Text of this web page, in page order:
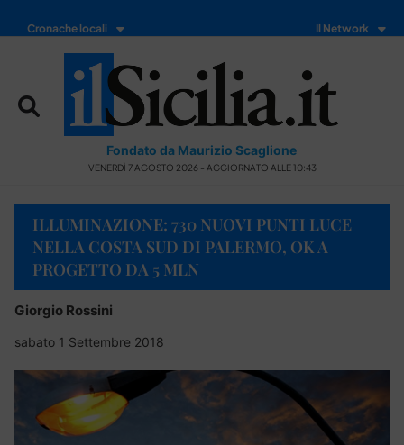
Cronache locali Il Network
Fondato da Maurizio Scaglione
VENERDÌ 7 AGOSTO 2026 - AGGIORNATO ALLE 10:43
ILLUMINAZIONE: 730 NUOVI PUNTI LUCE
NELLA COSTA SUD DI PALERMO, OK A
PROGETTO DA 5 MLN
Giorgio Rossini
sabato 1 Settembre 2018